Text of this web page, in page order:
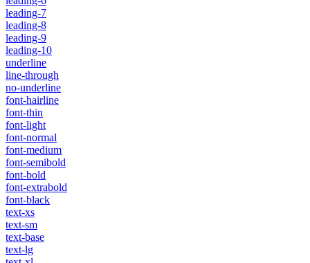
leading-7
leading-8
leading-9
leading-10
underline
line-through
no-underline
font-hairline
font-thin
font-light
font-normal
font-medium
font-semibold
font-bold
font-extrabold
font-black
text-xs
text-sm
text-base
text-lg